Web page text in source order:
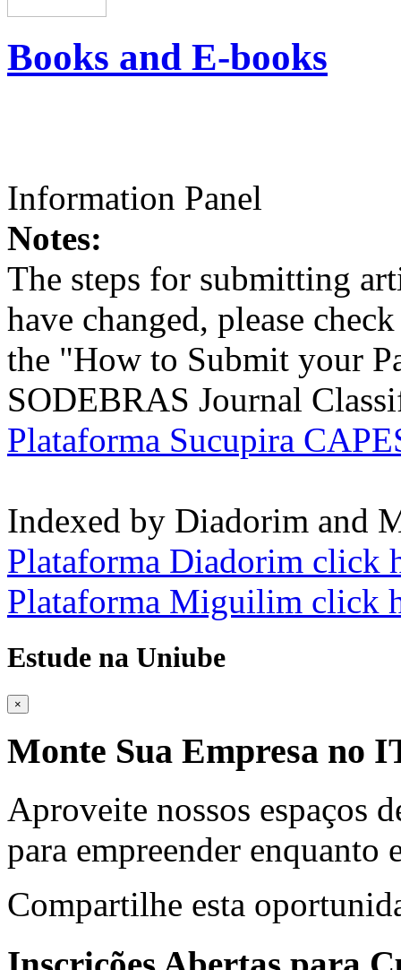
Books and E-books
Information Panel
Notes:
The steps for submitting
have changed, please
the "How to Submit your
SODEBRAS Journal
Plataforma Sucupira
Indexed by Diadorim and
Plataforma Diadorim click
Plataforma Miguilim click
Estude na Uniube
×
Monte Sua Empresa no
Aproveite nossos espaços
para empreender enquanto
Compartilhe esta